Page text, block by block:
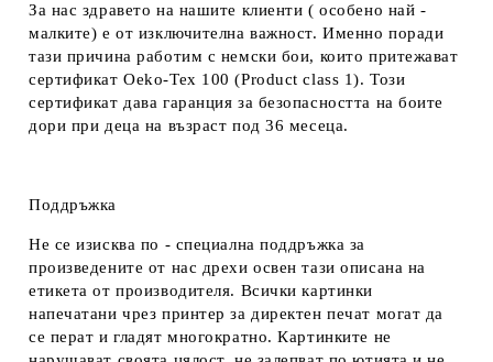
За нас здравето на нашите клиенти ( особено най -
малките) е от изключителна важност. Именно поради
тази причина работим с немски бои, които притежават
сертификат Oeko-Tex 100 (Product class 1). Този
сертификат дава гаранция за безопасността на боите
дори при деца на възраст под 36 месеца.
Поддръжка
Не се изисква по - специална поддръжка за
произведените от нас дрехи освен тази описана на
етикета от производителя. Всички картинки
напечатани чрез принтер за директен печат могат да
се перат и гладят многократно. Картинките не